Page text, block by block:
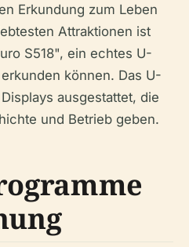
Erkundung zum Leben
Attraktionen ist
S518", ein echtes U-
können. Das U-
ausgestattet, die
und Betrieb geben.